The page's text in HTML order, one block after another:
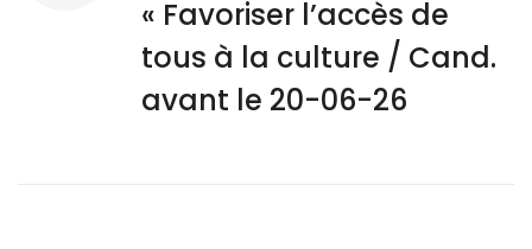
« Favoriser l’accès de
tous à la culture / Cand.
avant le 20-06-26